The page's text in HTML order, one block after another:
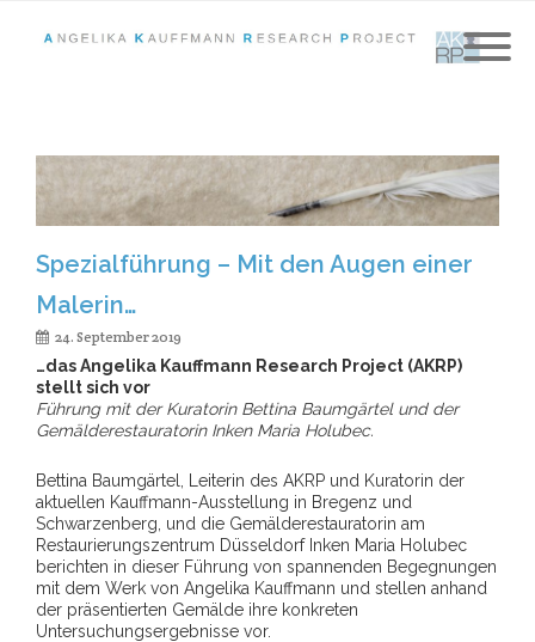
Spezialführung – Mit den Augen einer
Malerin…
24. September 2019
…das Angelika Kauffmann Research Project (AKRP)
stellt sich vor
Führung mit der Kuratorin Bettina Baumgärtel und der
Gemälderestauratorin Inken Maria Holubec.
Bettina Baumgärtel, Leiterin des AKRP und Kuratorin der
aktuellen Kauffmann-Ausstellung in Bregenz und
Schwarzenberg, und die Gemälderestauratorin am
Restaurierungszentrum Düsseldorf Inken Maria Holubec
berichten in dieser Führung von spannenden Begegnungen
mit dem Werk von Angelika Kauffmann und stellen anhand
der präsentierten Gemälde ihre konkreten
Untersuchungsergebnisse vor.